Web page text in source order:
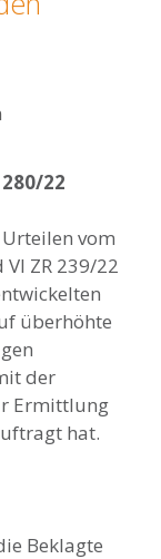
22
vom
VI ZR 239/22
überhöhte
der
Ermittlung
hat.
Beklagte